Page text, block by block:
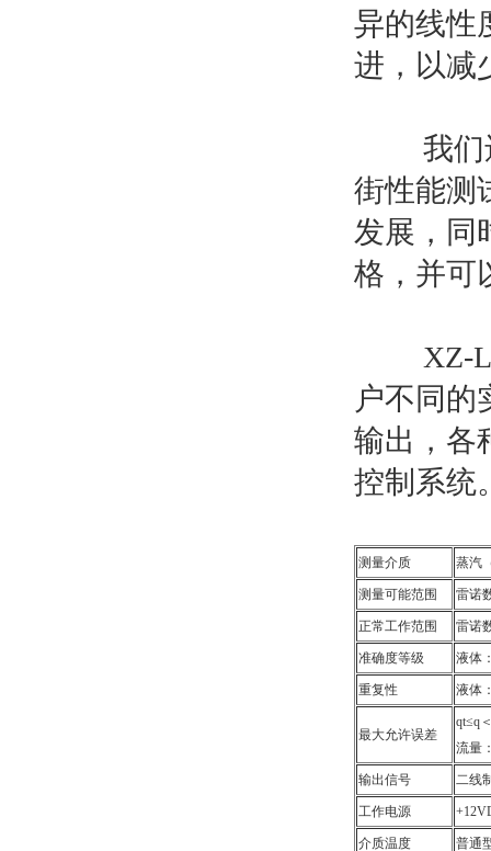
异的线性
进，以减
我们还
街性能测
发展，同
格，并可
XZ-
户不同的
输出，各
控制系统
测量介质 蒸汽
测量可能范围 雷诺
正常工作范围 雷诺
准确度等级 液体
重复性 液体
最大允许误差
流量
输出信号 二线
工作电源
介质温度 普通